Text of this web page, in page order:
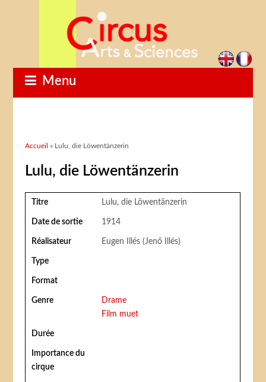
Menu
Vous êtes ici
Accueil » Lulu, die Löwentänzerin
Lulu, die Löwentänzerin
Titre Lulu, die Löwentänzerin
Date de sortie 1914
Réalisateur Eugen Illés (Jenő Illés)
Type
Format
Genre
Drame
Film muet
Durée
Importance du
cirque